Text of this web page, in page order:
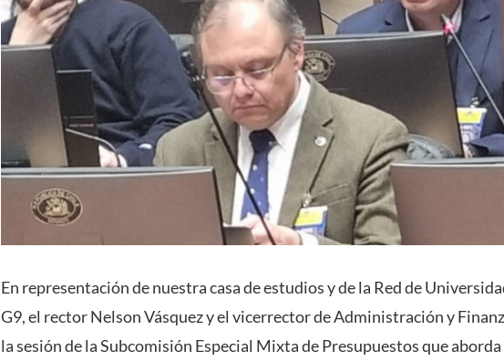
En representación de nuestra casa de estudios y de la Red de
G9, el rector Nelson Vásquez y el vicerrector de Administración y
la sesión de la Subcomisión Especial Mixta de Presupuestos que